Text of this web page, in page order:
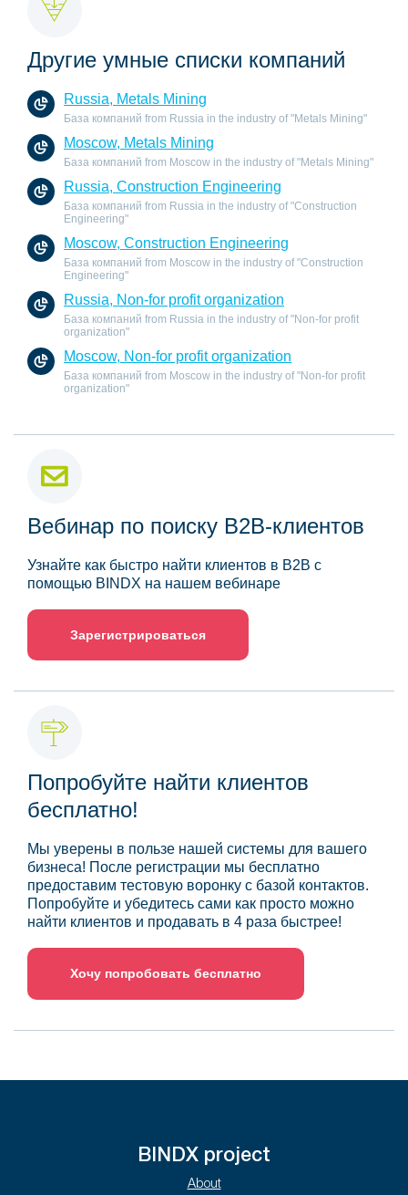
Другие умные списки компаний
Russia, Metals Mining
База компаний from Russia in the industry of "Metals Mining"
Moscow, Metals Mining
База компаний from Moscow in the industry of "Metals Mining"
Russia, Construction Engineering
База компаний from Russia in the industry of "Construction
Engineering"
Moscow, Construction Engineering
База компаний from Moscow in the industry of "Construction
Engineering"
Russia, Non-for profit organization
База компаний from Russia in the industry of "Non-for profit
organization"
Moscow, Non-for profit organization
База компаний from Moscow in the industry of "Non-for profit
organization"
Вебинар по поиску B2B-клиентов
Узнайте как быстро найти клиентов в B2B с
помощью BINDX на нашем вебинаре
Зарегистрироваться
Попробуйте найти клиентов
бесплатно!
Мы уверены в пользе нашей системы для вашего
бизнеса! После регистрации мы бесплатно
предоставим тестовую воронку с базой контактов.
Попробуйте и убедитесь сами как просто можно
найти клиентов и продавать в 4 раза быстрее!
Хочу попробовать бесплатно
BINDX project
About